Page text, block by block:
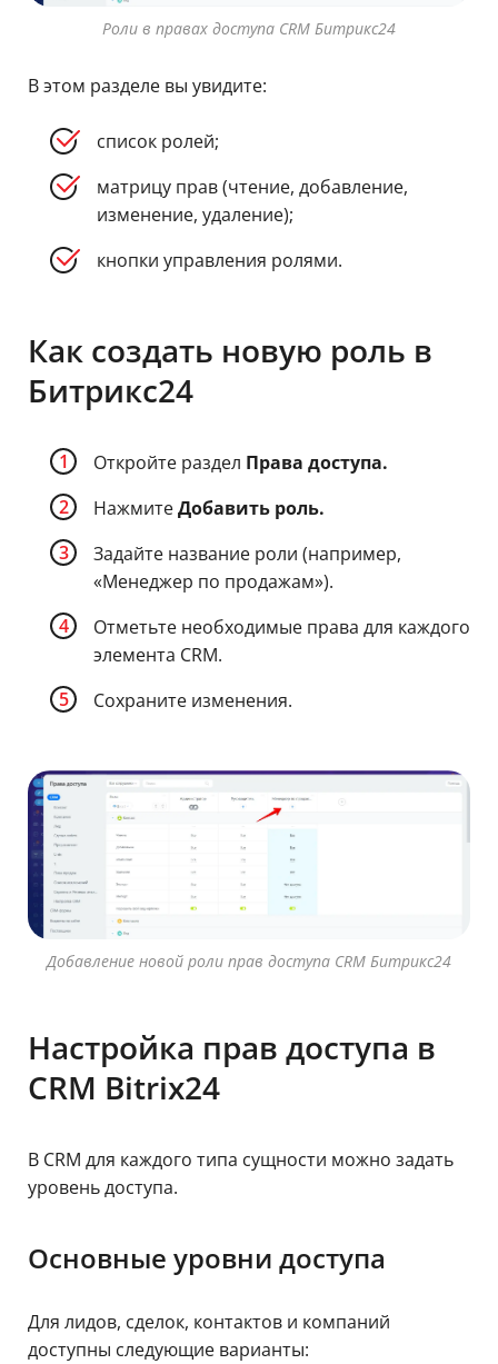
Роли в правах доступа CRM Битрикс24
В этом разделе вы увидите:
список ролей;
матрицу прав (чтение, добавление,
изменение, удаление);
кнопки управления ролями.
Как создать новую роль в
Битрикс24
Откройте раздел Права доступа.
НажмитеДобавить роль.
Задайте название роли (например,
«Менеджер по продажам»).
Отметьте необходимые права для каждого
элемента CRM.
Сохраните изменения.
Добавление новой роли прав доступа CRM Битрикс24
Настройка прав доступа в
CRM Bitrix24
В CRM для каждого типа сущности можно задать
уровень доступа.
Основные уровни доступа
Для лидов, сделок, контактов и компаний
доступны следующие варианты: